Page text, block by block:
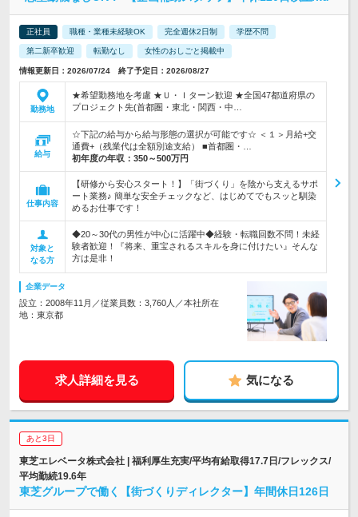
正社員 職種・業種未経験OK 完全週休2日制 学歴不問
第二新卒歓迎 転勤なし 女性のおしごと掲載中
情報更新日：2026/07/24 終了予定日：2026/08/27
勤務地
★希望勤務地を考慮 ★Ｕ・Ｉターン歓迎 ★全国47都道府県の
プロジェクト先(首都圏・東北・関西・中…
給与
☆下記の給与から給与形態の選択が可能です☆ ＜１＞月給+交
通費+（残業代は全額別途支給） ■首都圏・…
初年度の年収： 350～500万円
仕事内容
【研修から安心スタート！】「街づくり」を陰から支えるサポ
ート業務♪ 簡単な安全チェックなど、はじめてでもスッと馴染
めるお仕事です！
対象と
なる方
◆20～30代の男性が中心に活躍中◆経験・転職回数不問！未経
験者歓迎！『将来、重宝されるスキルを身に付けたい』そんな
方は是非！
企業データ
設立：2008年11月／従業員数：3,760人／本社所在
地：東京都
求人詳細を見る 気になる
あと3日
東芝エレベータ株式会社 | 福利厚生充実/平均有給取得17.7日/フレックス/
平均勤続19.6年
東芝グループで働く【街づくりディレクター】年間休日126日